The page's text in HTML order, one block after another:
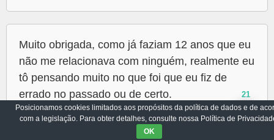
Muito obrigada, como já faziam 12 anos que eu
não me relacionava com ninguém, realmente eu
tô pensando muito no que foi que eu fiz de
errado no passado ou de certo.
Maria Elizabeth da Silva.
Posicionamos cookies limitados aos propósitos da política de dados e de
com a legislação. Para obter detalhes, consulte nossa Política de
OK
21